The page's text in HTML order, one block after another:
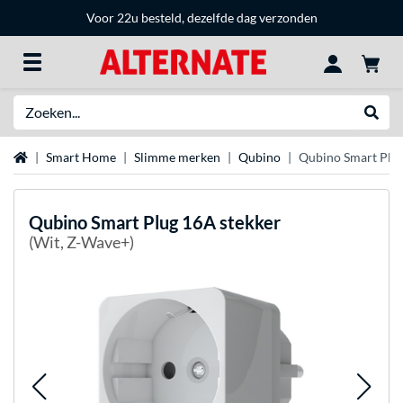
Voor 22u besteld, dezelfde dag verzonden
HomeSmart Home Slimme merken Qubino Qubino Smart
QubinoSmart Plug 16A stekker
(Wit, Z-Wave+)